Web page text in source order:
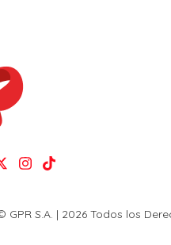
GPR S.A. | 2026 Todos los